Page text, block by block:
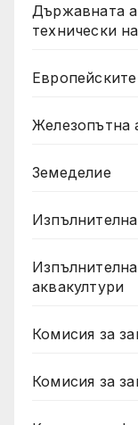
Държавната
технически
Железопътна
Земеделие
аквакултури
Комисия за
Комисия за